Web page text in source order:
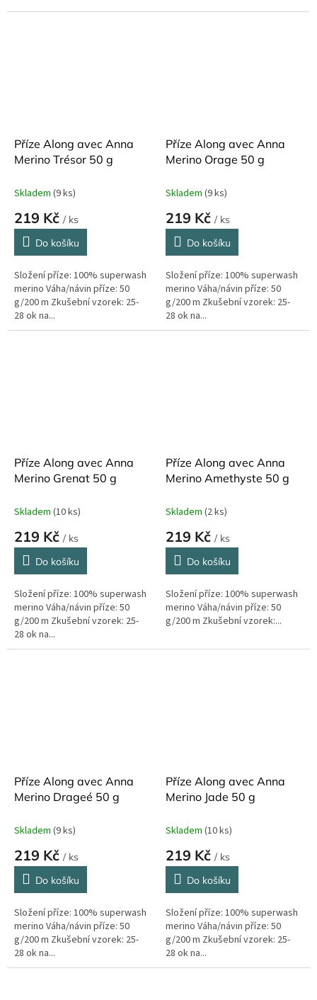
Příze Along avec Anna
Merino Trésor 50 g
Skladem (9 ks)
219 Kč / ks
Do košíku
Složení příze: 100% superwash
merino Váha/návin příze: 50
g/200 m Zkušební vzorek: 25-
28 ok na...
Příze Along avec Anna
Merino Orage 50 g
Skladem (9 ks)
219 Kč / ks
Do košíku
Složení příze: 100% superwash
merino Váha/návin příze: 50
g/200 m Zkušební vzorek: 25-
28 ok na...
Příze Along avec Anna
Merino Grenat 50 g
Skladem (10 ks)
219 Kč / ks
Do košíku
Složení příze: 100% superwash
merino Váha/návin příze: 50
g/200 m Zkušební vzorek: 25-
28 ok na...
Příze Along avec Anna
Merino Amethyste 50 g
Skladem (2 ks)
219 Kč / ks
Do košíku
Složení příze: 100% superwash
merino Váha/návin příze: 50
g/200 m Zkušební vzorek:...
Příze Along avec Anna
Merino Drageé 50 g
Skladem (9 ks)
219 Kč / ks
Do košíku
Složení příze: 100% superwash
merino Váha/návin příze: 50
g/200 m Zkušební vzorek: 25-
28 ok na...
Příze Along avec Anna
Merino Jade 50 g
Skladem (10 ks)
219 Kč / ks
Do košíku
Složení příze: 100% superwash
merino Váha/návin příze: 50
g/200 m Zkušební vzorek: 25-
28 ok na...